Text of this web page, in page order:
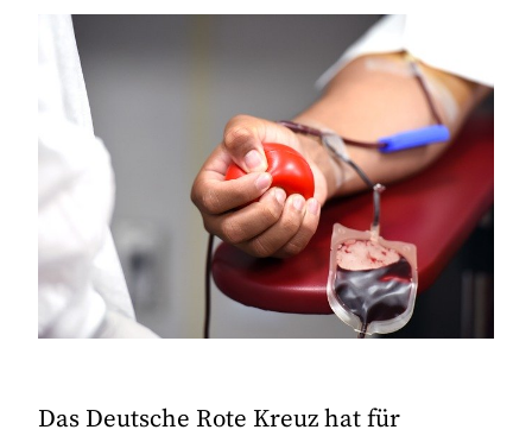
Das Deutsche Rote Kreuz hat für